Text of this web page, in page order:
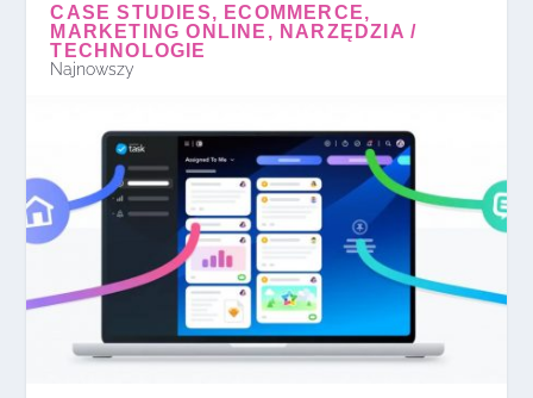
CASE STUDIES, ECOMMERCE,
MARKETING ONLINE, NARZĘDZIA /
TECHNOLOGIE
Najnowszy